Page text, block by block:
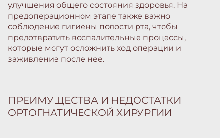
улучшения общего состояния здоровья. На
предоперационном этапе также важно
соблюдение гигиены полости рта, чтобы
предотвратить воспалительные процессы,
которые могут осложнить ход операции и
заживление после нее.
ПРЕИМУЩЕСТВА И НЕДОСТАТКИ
ОРТОГНАТИЧЕСКОЙ ХИРУРГИИ